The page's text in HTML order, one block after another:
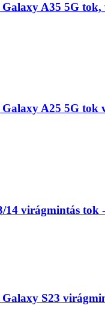
A35 5G
A25 5G tok
14 virágmintás tok
S23